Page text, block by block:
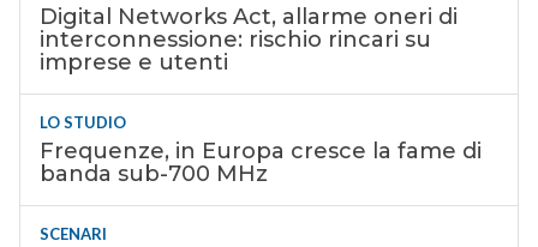
Digital Networks Act, allarme oneri di
interconnessione: rischio rincari su
imprese e utenti
LO STUDIO
Frequenze, in Europa cresce la fame di
banda sub-700 MHz
SCENARI